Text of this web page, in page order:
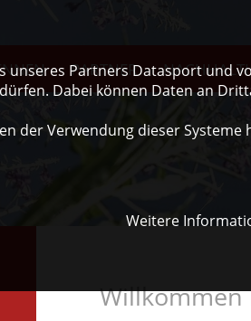
PARTNER
Willkommen
unseres Partners Datasport und
Dabei können Daten an
der Verwendung dieser
Weitere